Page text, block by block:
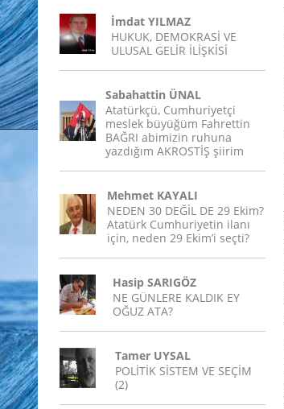
İmdat YILMAZ
HUKUK, DEMOKRASİ VE
ULUSAL GELİR İLİŞKİSİ
Sabahattin ÜNAL
Atatürkçü, Cumhuriyetçi
meslek büyüğüm Fahrettin
BAĞRI abimizin ruhuna
yazdığım AKROSTİŞ şiirim
Mehmet KAYALI
NEDEN 30 DEĞİL DE 29 Ekim?
Atatürk Cumhuriyetin ilanı
için, neden 29 Ekim’i seçti?
Hasip SARIGÖZ
NE GÜNLERE KALDIK EY
OĞUZ ATA?
Tamer UYSAL
POLİTİK SİSTEM VE SEÇİM
(2)